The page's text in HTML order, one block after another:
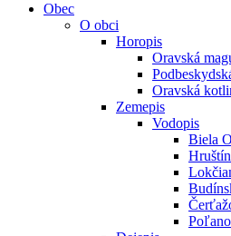
Obec
O obci
Horopis
Oravská
Oravská
Zemepis
Vodopis
Biela